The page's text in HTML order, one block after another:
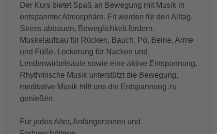
Der Kurs bietet Spaß an Bewegung mit Musik in
entspannter Atmosphäre. Fit werden für den Alltag,
Stress abbauen, Beweglichkeit fördern.
Muskelaufbau für Rücken, Bauch, Po, Beine, Arme
und Füße. Lockerung für Nacken und
Lendenwirbelsäule sowie eine aktive Entspannung.
Rhythmische Musik unterstützt die Bewegung,
meditative Musik hilft uns die Entspannung zu
genießen.
Für jedes Alter, Anfänger:innen und